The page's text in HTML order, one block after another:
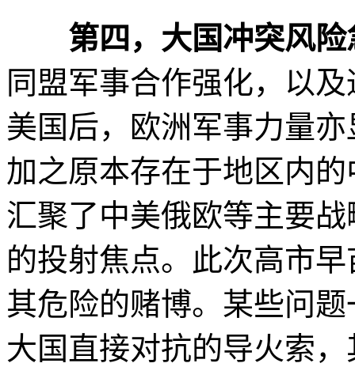
第四，大国冲突风
同盟军事合作强化，以
美国后，欧洲军事力量
加之原本存在于地区内
汇聚了中美俄欧等主要
的投射焦点。此次高市
其危险的赌博。某些问
大国直接对抗的导火索